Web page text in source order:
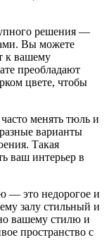
решения —
Вы можете
к вашему
преобладают
цвете, чтобы
менять тюль и
варианты
Такая
ваш интерьер в
— это недорогое и
залу стильный и
вашему стилю и
пространство с